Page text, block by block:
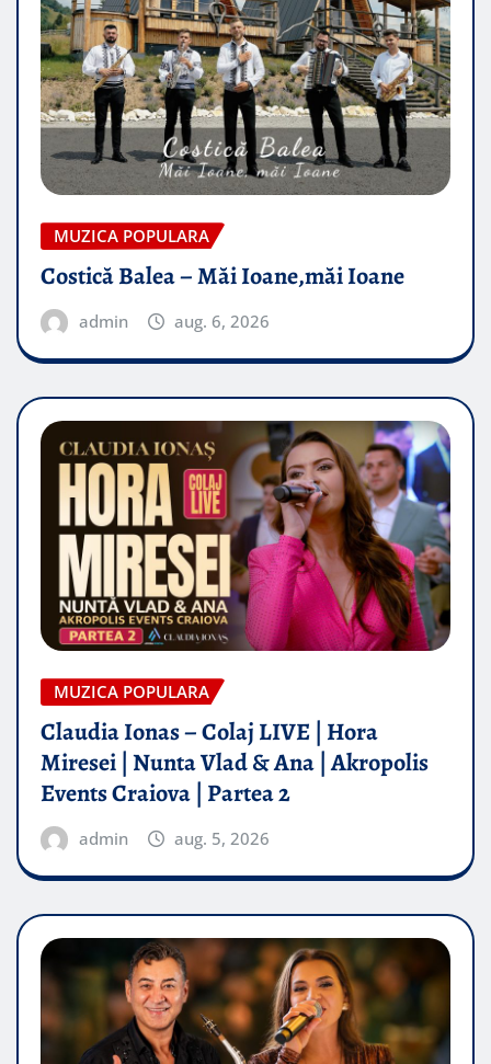
MUZICA POPULARA
Costică Balea – Măi Ioane,măi Ioane
admin aug. 6, 2026
MUZICA POPULARA
Claudia Ionas – Colaj LIVE | Hora
Miresei | Nunta Vlad & Ana | Akropolis
Events Craiova | Partea 2
admin aug. 5, 2026